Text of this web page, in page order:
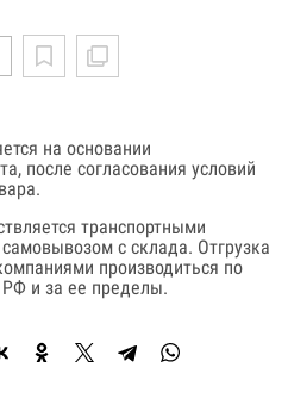
на основании
после согласования условий
транспортными
с склада. Отгрузка
производиться по
РФ и за ее пределы.